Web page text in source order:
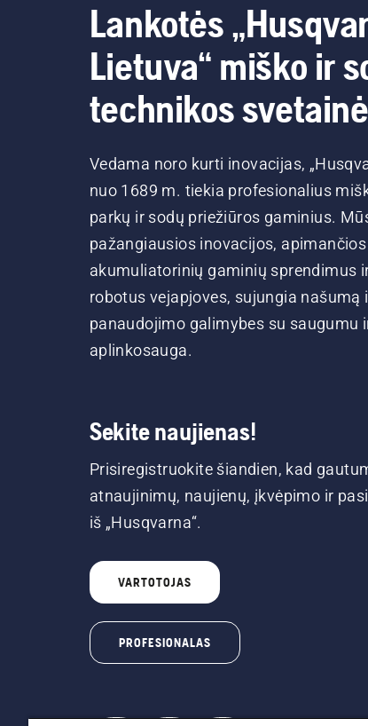
Lankotės
Lietuva“ miško ir
technikos
Vedama noro kurti inovacijas,
nuo 1689 m. tiekia profesionalius
parkų ir sodų priežiūros gaminius.
pažangiausios inovacijos, apimančios
akumuliatorinių gaminių sprendimus
robotus vejapjoves, sujungia našumą
panaudojimo galimybes su saugumu
aplinkosauga.
Sekite naujienas!
Prisiregistruokite šiandien, kad
atnaujinimų, naujienų, įkvėpimo ir
iš „Husqvarna“.
VARTOTOJAS
PROFESIONALAS